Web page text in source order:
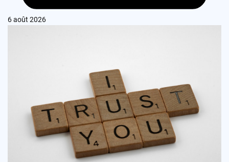
6 août 2026